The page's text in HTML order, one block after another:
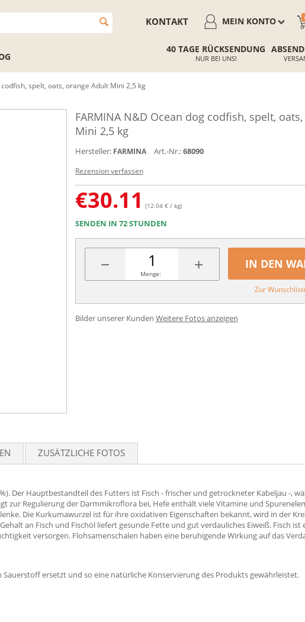
MEIN KONTO
KONTAKT
40 TAGE RÜCKSENDUNG
NUR BEI UNS!
spelt, oats, orange Adult Mini 2,5 kg
FARMINA N&D Ocean dog codfish, spelt,
Mini 2,5 kg
Hersteller: FARMINA Art.-Nr.:68090
Rezension verfassen
€30.11 (12.04 € / kg)
SENDEN IN 72 STUNDEN
− +
Menge:
IN DEN
Zur
Bilder unserer Kunden Weitere Fotos anzeigen
ZUSÄTZLICHE FOTOS
Der Hauptbestandteil des Futters ist Fisch - frischer und getrockneter Kabeljau -,
zur Regulierung der Darmmikroflora bei, Hefe enthält viele Vitamine und
Die Kurkumawurzel ist für ihre oxidativen Eigenschaften bekannt, wird in der
an Fisch und Fischöl liefert gesunde Fette und gut verdauliches Eiweiß. Fisch ist
versorgen. Flohsamenschalen haben eine beruhigende Wirkung auf das
ersetzt und so eine natürliche Konservierung des Produkts gewährleistet.